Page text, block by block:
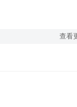
查看